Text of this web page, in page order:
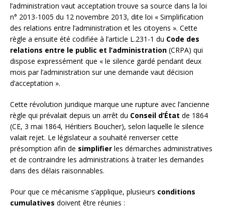
l’administration vaut acceptation trouve sa source dans la loi
n° 2013-1005 du 12 novembre 2013, dite loi « Simplification
des relations entre l’administration et les citoyens ». Cette
règle a ensuite été codifiée à l’article L.231-1 du Code des
relations entre le public et l’administration (CRPA) qui
dispose expressément que « le silence gardé pendant deux
mois par l’administration sur une demande vaut décision
d’acceptation ».
Cette révolution juridique marque une rupture avec l’ancienne
règle qui prévalait depuis un arrêt du Conseil d’État de 1864
(CE, 3 mai 1864, Héritiers Boucher), selon laquelle le silence
valait rejet. Le législateur a souhaité renverser cette
présomption afin de simplifier les démarches administratives
et de contraindre les administrations à traiter les demandes
dans des délais raisonnables.
Pour que ce mécanisme s’applique, plusieurs conditions
cumulatives doivent être réunies :